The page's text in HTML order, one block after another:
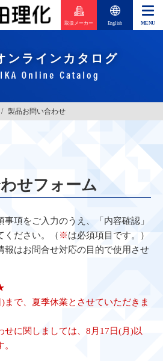
取扱メーカー English
ンラインカタログ
/ 製品お問い合わせ
せフォーム
項をご入力のうえ、「内容確認」
ください。（ ※は必須項目です。）
報はお問合せ対応の目的で使用させ
まで、夏季休業とさせていただきま
せに関しましては、8月17日(月)以